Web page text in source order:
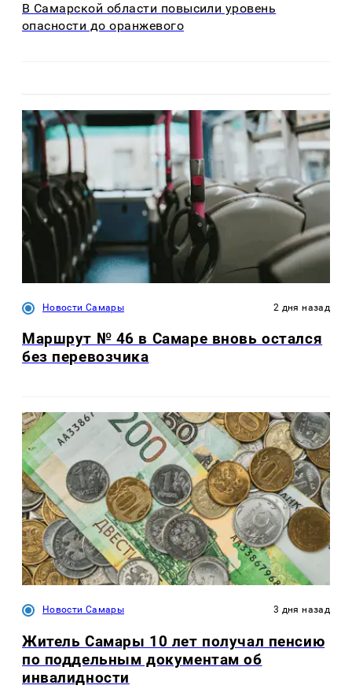
В Самарской области повысили уровень
опасности до оранжевого
Новости Самары 2 дня назад
Маршрут № 46 в Самаре вновь остался
без перевозчика
Новости Самары 3 дня назад
Житель Самары 10 лет получал пенсию
по поддельным документам об
инвалидности